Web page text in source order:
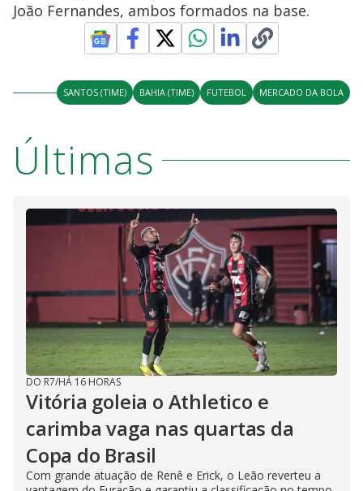
João Fernandes, ambos formados na base.
SANTOS (TIME) BAHIA (TIME) FUTEBOL MERCADO DA BOLA
Últimas
DO R7/HÁ 16 HORAS
Vitória goleia o Athletico e
carimba vaga nas quartas da
Copa do Brasil
Com grande atuação de Renê e Erick, o Leão reverteu a